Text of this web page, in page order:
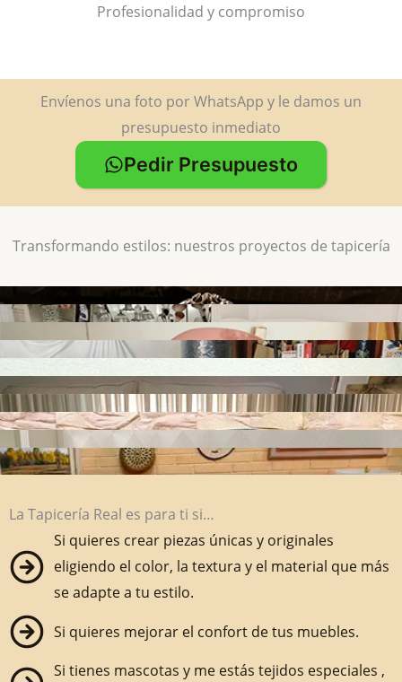
Profesionalidad y compromiso
Envíenos una foto por WhatsApp y le damos un
presupuesto inmediato
Pedir Presupuesto
Transformando estilos: nuestros proyectos de tapicería
La Tapicería Real es para ti si…
Si quieres crear piezas únicas y originales
eligiendo el color, la textura y el material que más
se adapte a tu estilo.
Si quieres mejorar el confort de tus muebles.
Si tienes mascotas y me estás tejidos especiales ,